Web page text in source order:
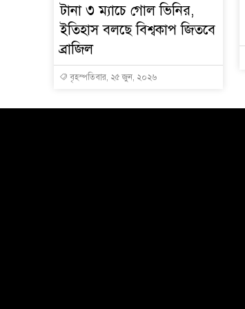
টানা ৩ ম্যাচে গোল ভিনির,
ইতিহাস বলছে বিশ্বকাপ জিতবে
ব্রাজিল
বৃহস্পতিবার, ২৫ জুন, ২০২৬